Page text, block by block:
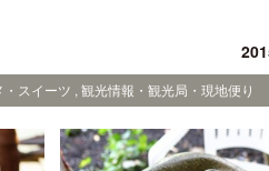
スイーツ , 観光情報・観光局・現地便り